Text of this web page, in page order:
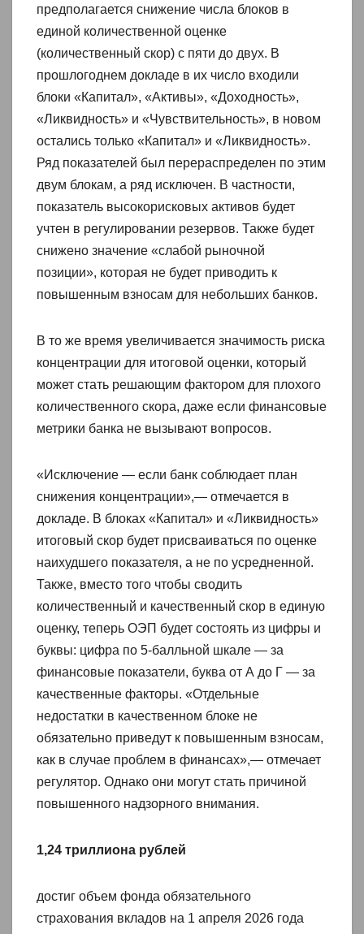
предполагается снижение числа блоков в
единой количественной оценке
(количественный скор) с пяти до двух. В
прошлогоднем докладе в их число входили
блоки «Капитал», «Активы», «Доходность»,
«Ликвидность» и «Чувствительность», в новом
остались только «Капитал» и «Ликвидность».
Ряд показателей был перераспределен по этим
двум блокам, а ряд исключен. В частности,
показатель высокорисковых активов будет
учтен в регулировании резервов. Также будет
снижено значение «слабой рыночной
позиции», которая не будет приводить к
повышенным взносам для небольших банков.
В то же время увеличивается значимость риска
концентрации для итоговой оценки, который
может стать решающим фактором для плохого
количественного скора, даже если финансовые
метрики банка не вызывают вопросов.
«Исключение — если банк соблюдает план
снижения концентрации»,— отмечается в
докладе. В блоках «Капитал» и «Ликвидность»
итоговый скор будет присваиваться по оценке
наихудшего показателя, а не по усредненной.
Также, вместо того чтобы сводить
количественный и качественный скор в единую
оценку, теперь ОЭП будет состоять из цифры и
буквы: цифра по 5-балльной шкале — за
финансовые показатели, буква от А до Г — за
качественные факторы. «Отдельные
недостатки в качественном блоке не
обязательно приведут к повышенным взносам,
как в случае проблем в финансах»,— отмечает
регулятор. Однако они могут стать причиной
повышенного надзорного внимания.
1,24 триллиона рублей
достиг объем фонда обязательного
страхования вкладов на 1 апреля 2026 года